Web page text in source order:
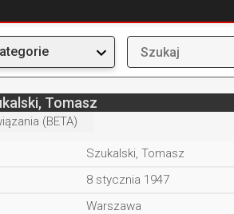
Tomasz
(BETA)
Szukalski, Tomasz
8 stycznia 1947
Warszawa